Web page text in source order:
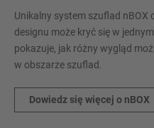
Unikalny system szuflad nBOX
designu może kryć się w
pokazuje, jak różny wygląd
w obszarze szuflad.
Dowiedz się więcej o nBOX